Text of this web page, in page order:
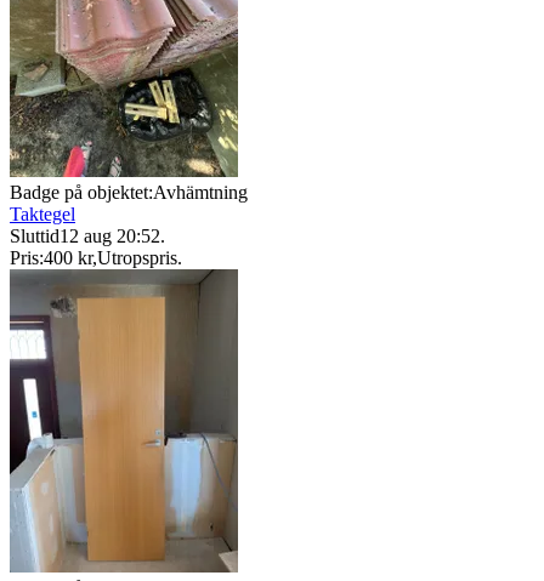
Badge på objektet:Avhämtning
Taktegel
Sluttid12 aug 20:52.
Pris:400 kr,Utropspris.